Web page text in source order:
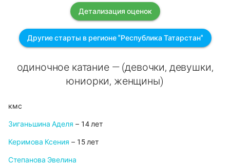
Детализация оценок
Другие старты в регионе "Республика Татарстан"
одиночное катание — (девочки, девушки,
юниорки, женщины)
кмс
Зиганьшина Аделя – 14 лет
Керимова Ксения – 15 лет
Степанова Эвелина